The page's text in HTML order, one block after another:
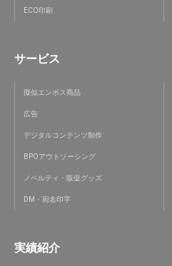
ECO印刷
サービス
擬似エンボス商品
広告
デジタルコンテンツ制作
BPOアウトソーシング
ノベルティ・販促グッズ
DM・宛名印字
実績紹介